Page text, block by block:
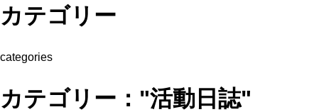
カテゴリー
categories
カテゴリー："活動日誌"